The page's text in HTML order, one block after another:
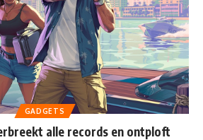
GADGETS
alle records en ontploft